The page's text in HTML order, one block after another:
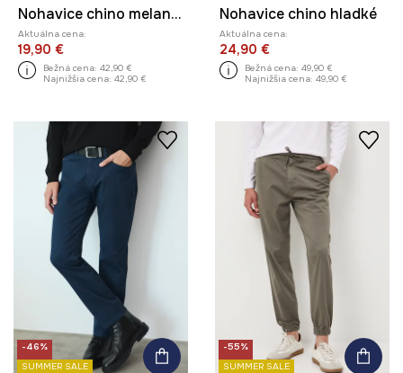
Nohavice chino melanžové
Aktuálna cena:
19,90 €
Bežná cena: 42,90 €
Najnižšia cena: 42,90 €
Nohavice chino hladké
Aktuálna cena:
24,90 €
Bežná cena: 49,90 €
Najnižšia cena: 49,90 €
-46%
SUMMER SALE
-55%
SUMMER SALE